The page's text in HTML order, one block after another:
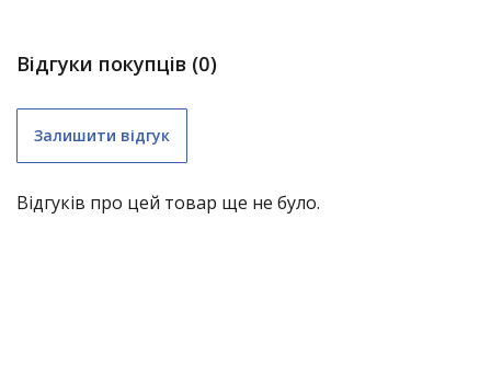
Відгуки покупців (0)
Залишити відгук
Відгуків про цей товар ще не було.